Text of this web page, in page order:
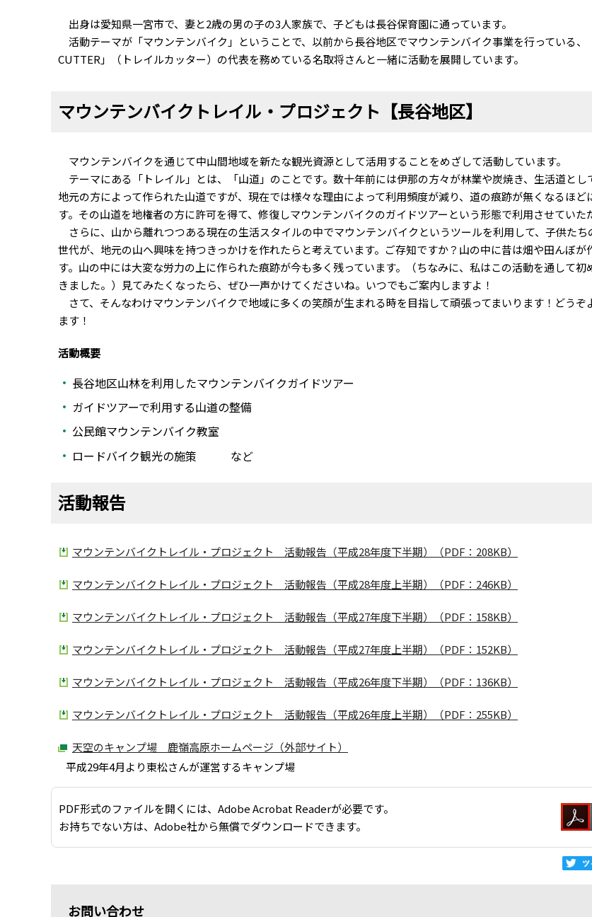
出身は愛知県一宮市で、妻と2歳の男の子の3人家族で、子どもは長谷保育園に通っています。
活動テーマが「マウンテンバイク」ということで、以前から長谷地区でマウンテンバイク事業を行っている、
CUTTER」（トレイルカッター）の代表を務めている名取将さんと一緒に活動を展開しています。
マウンテンバイクトレイル・プロジェクト【長谷地区】
マウンテンバイクを通じて中山間地域を新たな観光資源として活用することをめざして活動しています。
テーマにある「トレイル」とは、「山道」のことです。数十年前には伊那の方々が林業や炭焼き、生活道とし
地元の方によって作られた山道ですが、現在では様々な理由によって利用頻度が減り、道の痕跡が無くなるほど
す。その山道を地権者の方に許可を得て、修復しマウンテンバイクのガイドツアーという形態で利用させていた
さらに、山から離れつつある現在の生活スタイルの中でマウンテンバイクというツールを利用して、子供たち
世代が、地元の山へ興味を持つきっかけを作れたらと考えています。ご存知ですか？山の中に昔は畑や田んぼが
す。山の中には大変な労力の上に作られた痕跡が今も多く残っています。（ちなみに、私はこの活動を通して初
きました。）見てみたくなったら、ぜひ一声かけてくださいね。いつでもご案内しますよ！
さて、そんなわけマウンテンバイクで地域に多くの笑顔が生まれる時を目指して頑張ってまいります！どうぞ
ます！
活動概要
長谷地区山林を利用したマウンテンバイクガイドツアー
ガイドツアーで利用する山道の整備
公民館マウンテンバイク教室
ロードバイク観光の施策 など
活動報告
マウンテンバイクトレイル・プロジェクト 活動報告（平成28年度下半期）（PDF：208KB）
マウンテンバイクトレイル・プロジェクト 活動報告（平成28年度上半期）（PDF：246KB）
マウンテンバイクトレイル・プロジェクト 活動報告（平成27年度下半期）（PDF：158KB）
マウンテンバイクトレイル・プロジェクト 活動報告（平成27年度上半期）（PDF：152KB）
マウンテンバイクトレイル・プロジェクト 活動報告（平成26年度下半期）（PDF：136KB）
マウンテンバイクトレイル・プロジェクト 活動報告（平成26年度上半期）（PDF：255KB）
天空のキャンプ場 鹿嶺高原ホームページ（外部サイト）
平成29年4月より東松さんが運営するキャンプ場
PDF形式のファイルを開くには、Adobe Acrobat Readerが必要です。
お持ちでない方は、Adobe社から無償でダウンロードできます。
お問い合わせ